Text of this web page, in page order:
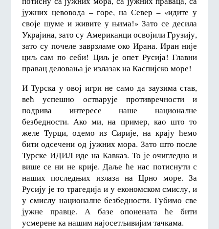
јужних цевовода – горе, на Север – «идите у
своје шуме и живите у њима!» Зато се десила
Украјина, зато су Американци освојили Грузију,
зато су почеле заврзламе око Ирана. Иран није
циљ сам по себи! Циљ је опет Русија! Главни
правац деловања је излазак на Каспијско море!
И Турска у овој игри не само да заузима став,
већ успешно остварује противречности и
подрива интересе наше националне
безбедности. Ако ми, на пример, као што то
желе Турци, одемо из Сирије, на крају ћемо
бити одсечени од јужних мора. Зато што после
Турске ИДИЛ иде на Кавказ. То је очигледно и
више се ни не крије. Даље ће нас потиснути с
наших последњих излаза на Црно море. За
Русију је то трагедија и у економском смислу, и
у смислу националне безбедности. Губимо све
јужне правце. А базе опонената ће бити
усмерене ка нашим најосетљивијим тачкама.